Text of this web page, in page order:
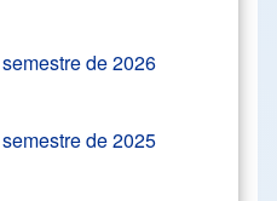
de 2026
de 2025